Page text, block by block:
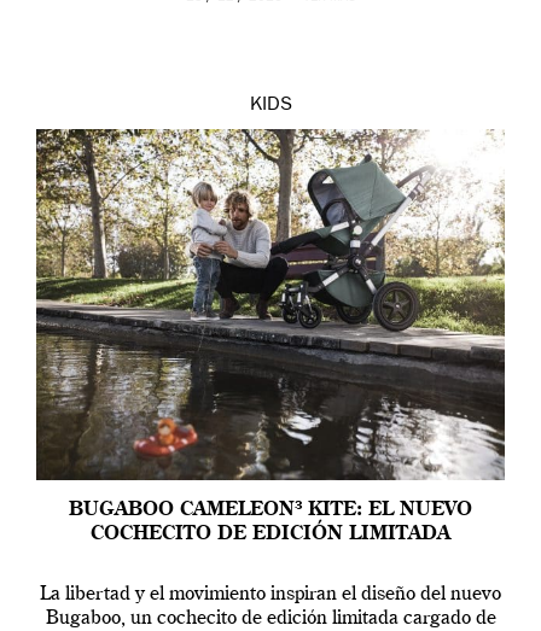
KIDS
BUGABOO CAMELEON³ KITE: EL NUEVO
COCHECITO DE EDICIÓN LIMITADA
La libertad y el movimiento inspiran el diseño del nuevo
Bugaboo, un cochecito de edición limitada cargado de